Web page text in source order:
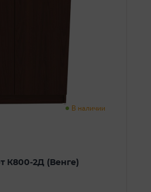
В наличии
К800-2Д (Венге)